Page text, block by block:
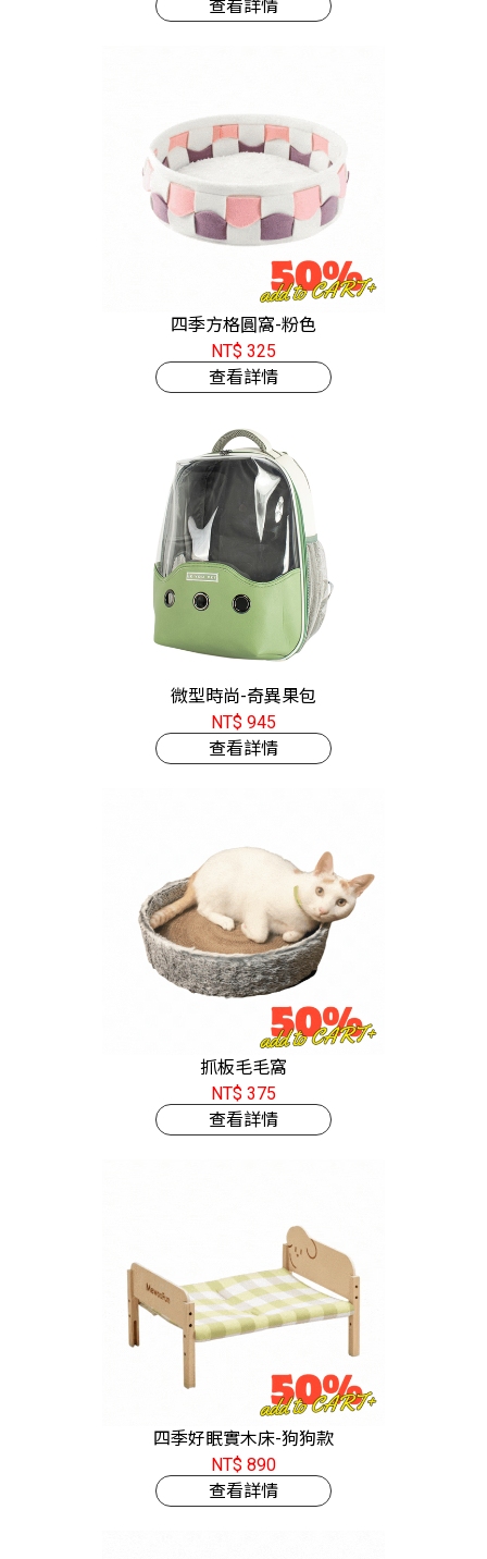
查看詳情
四季方格圓窩-粉色
NT$ 325
查看詳情
微型時尚-奇異果包
NT$ 945
查看詳情
抓板毛毛窩
NT$ 375
查看詳情
四季好眠實木床-狗狗款
NT$ 890
查看詳情